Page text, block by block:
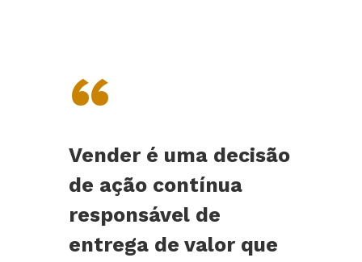
“
Vender é uma decisão
de ação contínua
responsável de
entrega de valor que